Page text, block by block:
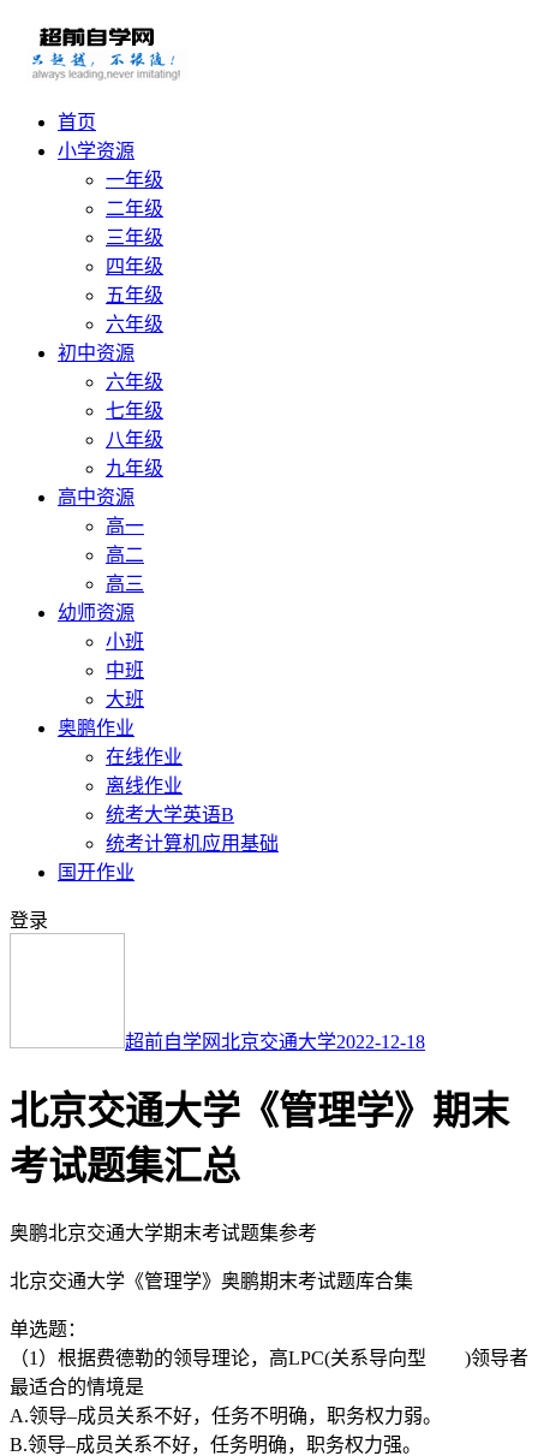
首页
小学资源
一年级
二年级
三年级
四年级
五年级
六年级
初中资源
六年级
七年级
八年级
九年级
高中资源
高一
高二
高三
幼师资源
小班
中班
大班
奥鹏作业
在线作业
离线作业
统考大学英语B
统考计算机应用基础
国开作业
登录
超前自学网北京交通大学2022-12-18
北京交通大学《管理学》期末
考试题集汇总
奥鹏北京交通大学期末考试题集参考
北京交通大学《管理学》奥鹏期末考试题库合集
单选题：
（1）根据费德勒的领导理论，高LPC(关系导向型 )领导者
最适合的情境是
A.领导–成员关系不好，任务不明确，职务权力弱。
B.领导–成员关系不好，任务明确，职务权力强。